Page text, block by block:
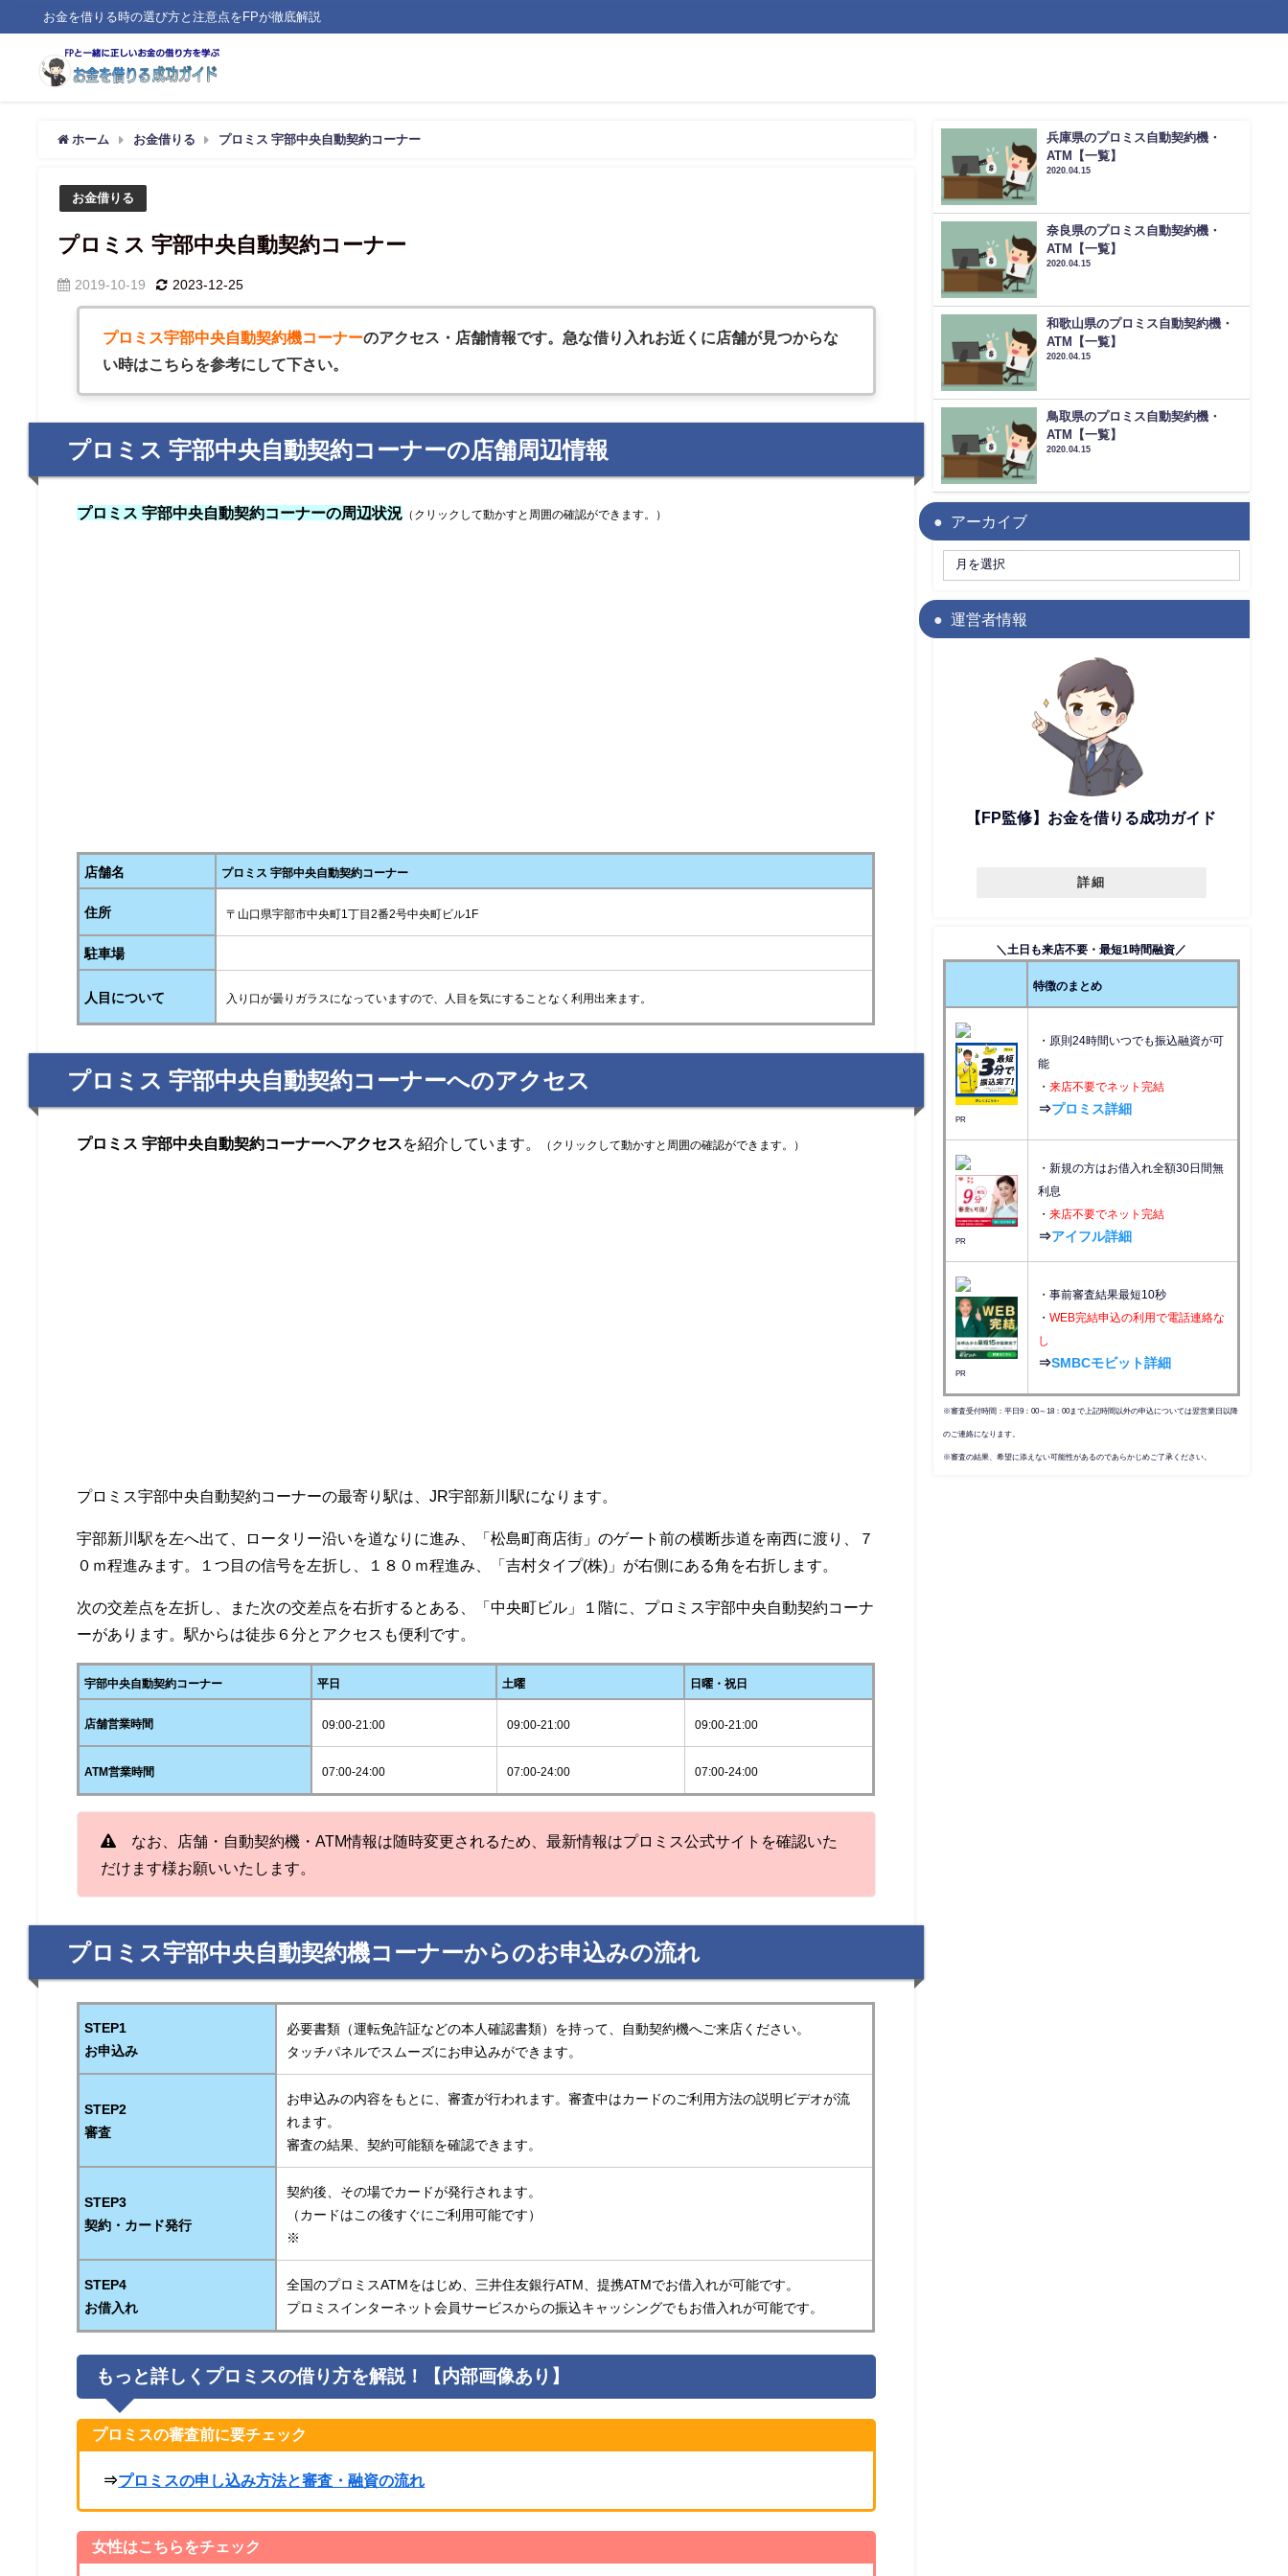
お金を借りる時の選び方と注意点をFPが徹底解説
ホーム お金借りる プロミス 宇部中央自動契約コーナー
お金借りる
プロミス 宇部中央自動契約コーナー
2019-10-19 2023-12-25
プロミス宇部中央自動契約機コーナーのアクセス・店舗情報です。急な借り入れお近くに店舗が見つからな
い時はこちらを参考にして下さい。
プロミス 宇部中央自動契約コーナーの店舗周辺情報
プロミス 宇部中央自動契約コーナーの周辺状況 （クリックして動かすと周囲の確認ができます。）
店舗名 プロミス 宇部中央自動契約コーナー
住所 〒山口県宇部市中央町1丁目2番2号中央町ビル1F
駐車場
人目について 入り口が曇りガラスになっていますので、人目を気にすることなく利用出来ます。
プロミス 宇部中央自動契約コーナーへのアクセス
プロミス 宇部中央自動契約コーナーへアクセスを紹介しています。 （クリックして動かすと周囲の確認ができます。）
プロミス宇部中央自動契約コーナーの最寄り駅は、JR宇部新川駅になります。
宇部新川駅を左へ出て、ロータリー沿いを道なりに進み、「松島町商店街」のゲート前の横断歩道を南西に渡り、７
０ｍ程進みます。１つ目の信号を左折し、１８０ｍ程進み、「吉村タイプ(株)」が右側にある角を右折します。
次の交差点を左折し、また次の交差点を右折するとある、「中央町ビル」１階に、プロミス宇部中央自動契約コーナ
ーがあります。駅からは徒歩６分とアクセスも便利です。
宇部中央自動契約コーナー 平日 土曜 日曜・祝日
店舗営業時間 09:00-21:00 09:00-21:00 09:00-21:00
ATM営業時間 07:00-24:00 07:00-24:00 07:00-24:00
なお、店舗・自動契約機・ATM情報は随時変更されるため、最新情報はプロミス公式サイトを確認いた
だけます様お願いいたします。
プロミス宇部中央自動契約機コーナーからのお申込みの流れ
STEP1
お申込み
必要書類（運転免許証などの本人確認書類）を持って、自動契約機へご来店ください。
タッチパネルでスムーズにお申込みができます。
STEP2
審査
お申込みの内容をもとに、審査が行われます。審査中はカードのご利用方法の説明ビデオが流
れます。
審査の結果、契約可能額を確認できます。
STEP3
契約・カード発行
契約後、その場でカードが発行されます。
（カードはこの後すぐにご利用可能です）
※
STEP4
お借入れ
全国のプロミスATMをはじめ、三井住友銀行ATM、提携ATMでお借入れが可能です。
プロミスインターネット会員サービスからの振込キャッシングでもお借入れが可能です。
もっと詳しくプロミスの借り方を解説！【内部画像あり】
プロミスの審査前に要チェック
⇒プロミスの申し込み方法と審査・融資の流れ
女性はこちらをチェック
兵庫県のプロミス自動契約機・
ATM【一覧】
2020.04.15
奈良県のプロミス自動契約機・
ATM【一覧】
2020.04.15
和歌山県のプロミス自動契約機・
ATM【一覧】
2020.04.15
鳥取県のプロミス自動契約機・
ATM【一覧】
2020.04.15
アーカイブ
運営者情報
【FP監修】お金を借りる成功ガイド
詳細
＼土日も来店不要・最短1時間融資／
特徴のまとめ
PR
・原則24時間いつでも振込融資が可
能
・ 来店不要でネット完結
⇒プロミス詳細
PR
・新規の方はお借入れ全額30日間無
利息
・ 来店不要でネット完結
⇒アイフル詳細
PR
・事前審査結果最短10秒
・ WEB完結申込の利用で電話連絡な
し
⇒SMBCモビット詳細
※審査受付時間：平日9：00～18：00まで上記時間以外の申込については翌営業日以降
のご連絡になります。
※審査の結果、希望に添えない可能性があるのであらかじめご了承ください。